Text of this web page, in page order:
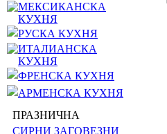
МЕКСИКАНСКА
КУХНЯ
РУСКА КУХНЯ
ИТАЛИАНСКА
КУХНЯ
ФРЕНСКА КУХНЯ
АРМЕНСКА КУХНЯ
ПРАЗНИЧНА
СИРНИ ЗАГОВЕЗНИ